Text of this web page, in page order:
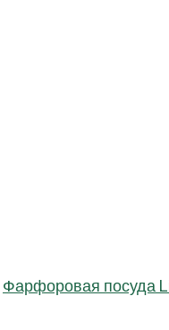
Фарфоровая посуда